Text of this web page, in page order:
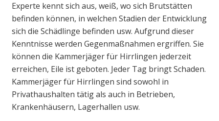
Experte kennt sich aus, weiß, wo sich Brutstätten
befinden können, in welchen Stadien der Entwicklung
sich die Schädlinge befinden usw. Aufgrund dieser
Kenntnisse werden Gegenmaßnahmen ergriffen. Sie
können die Kammerjäger für Hirrlingen jederzeit
erreichen, Eile ist geboten. Jeder Tag bringt Schaden.
Kammerjäger für Hirrlingen sind sowohl in
Privathaushalten tätig als auch in Betrieben,
Krankenhäusern, Lagerhallen usw.